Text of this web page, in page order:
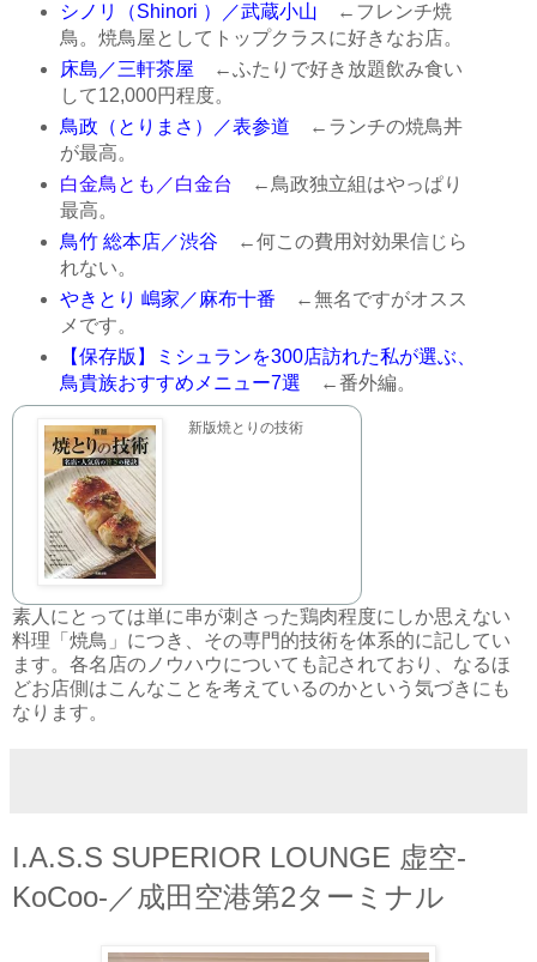
シノリ（Shinori ）／武蔵小山 ←フレンチ焼
鳥。焼鳥屋としてトップクラスに好きなお店。
床島／三軒茶屋 ←ふたりで好き放題飲み食い
して12,000円程度。
鳥政（とりまさ）／表参道 ←ランチの焼鳥丼
が最高。
白金鳥とも／白金台 ←鳥政独立組はやっぱり
最高。
鳥竹 総本店／渋谷 ←何この費用対効果信じら
れない。
やきとり 嶋家／麻布十番 ←無名ですがオスス
メです。
【保存版】ミシュランを300店訪れた私が選ぶ、
鳥貴族おすすめメニュー7選 ←番外編。
新版焼とりの技術
素人にとっては単に串が刺さった鶏肉程度にしか思えない
料理「焼鳥」につき、その専門的技術を体系的に記してい
ます。各名店のノウハウについても記されており、なるほ
どお店側はこんなことを考えているのかという気づきにも
なります。
I.A.S.S SUPERIOR LOUNGE 虚空-
KoCoo-／成田空港第2ターミナル